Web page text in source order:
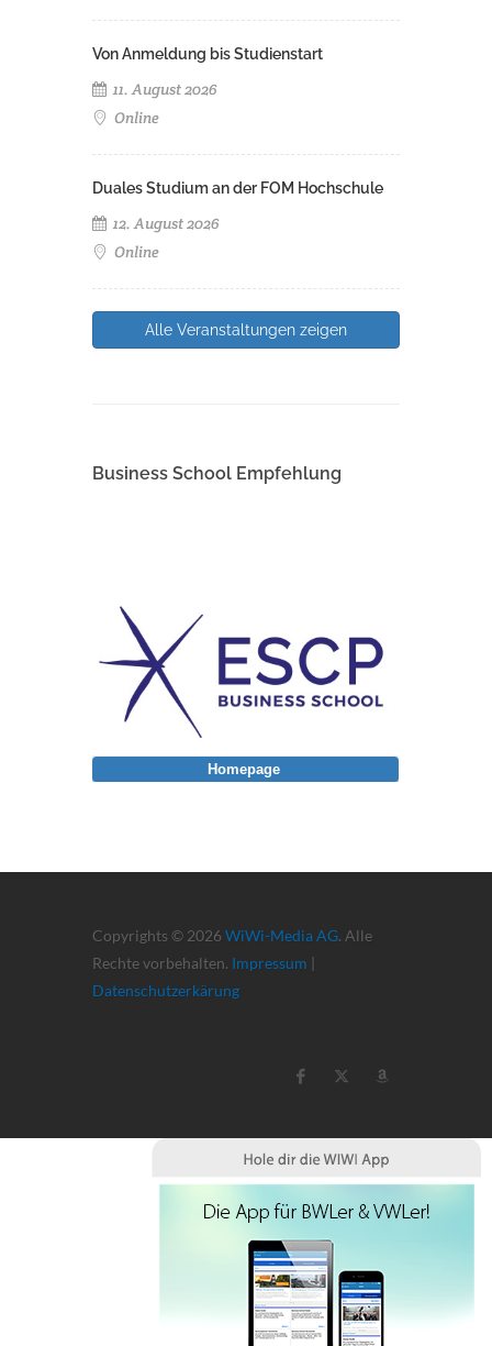
Von Anmeldung bis Studienstart
11. August 2026
Online
Duales Studium an der FOM Hochschule
12. August 2026
Online
Alle Veranstaltungen zeigen
Business School Empfehlung
Copyrights © 2026 WiWi-Media AG. Alle
Rechte vorbehalten. Impressum |
Datenschutzerkärung
Homepage